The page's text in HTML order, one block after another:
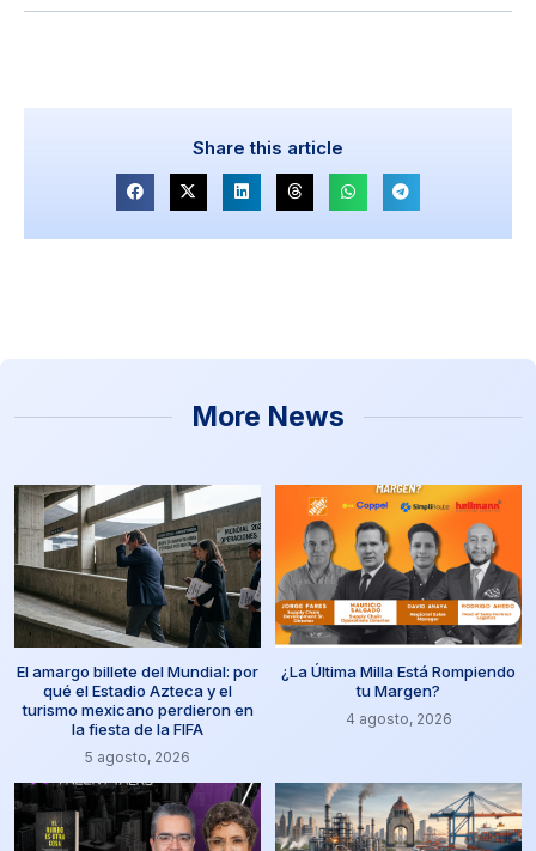
Share this article
More News
El amargo billete del Mundial: por
qué el Estadio Azteca y el
turismo mexicano perdieron en
la fiesta de la FIFA
5 agosto, 2026
¿La Última Milla Está Rompiendo
tu Margen?
4 agosto, 2026